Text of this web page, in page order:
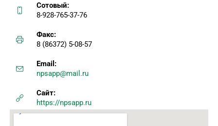
Сотовый:
8-928-765-37-76
Факс:
8 (86372) 5-08-57
Email:
npsapp@mail.ru
Сайт:
https://npsapp.ru